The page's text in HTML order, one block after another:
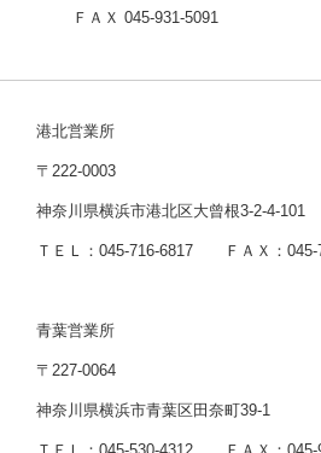
ＦＡＸ 045-931-5091
港北営業所
〒222-0003
神奈川県横浜市港北区大曾根3-2-4-101
ＴＥＬ：045-716-6817 ＦＡＸ：045-
青葉営業所
〒227-0064
神奈川県横浜市青葉区田奈町39-1